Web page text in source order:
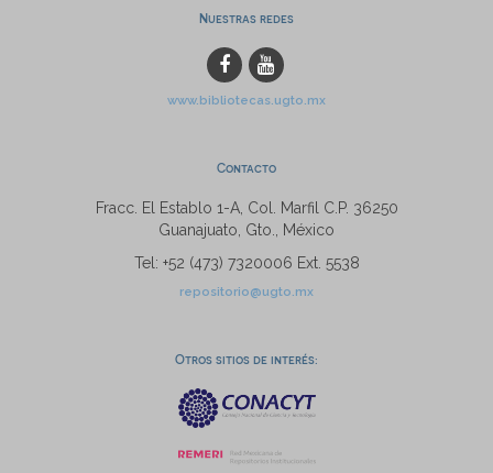
Nuestras redes
www.bibliotecas.ugto.mx
Contacto
Fracc. El Establo 1-A, Col. Marfil C.P. 36250
Guanajuato, Gto., México
Tel: +52 (473) 7320006 Ext. 5538
repositorio@ugto.mx
Otros sitios de interés: